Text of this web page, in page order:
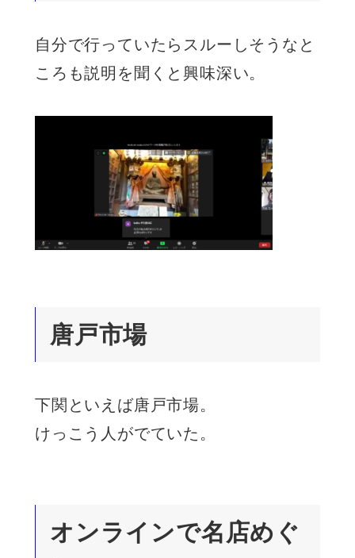
自分で行っていたらスルーしそうなと
ころも説明を聞くと興味深い。
唐戸市場
下関といえば唐戸市場。
けっこう人がでていた。
オンラインで名店めぐ